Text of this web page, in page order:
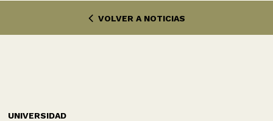
VOLVER A NOTICIAS
UNIVERSIDAD